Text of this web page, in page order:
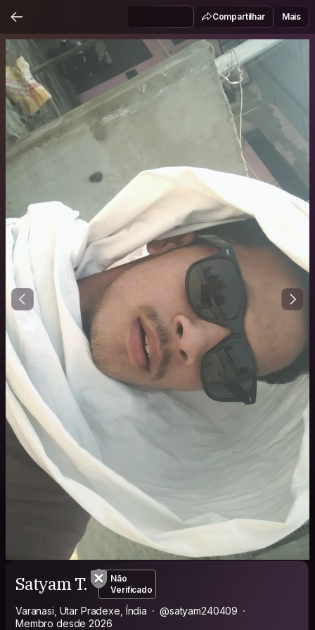
Compartilhar Mais
Satyam T.
Não
Verificado
Varanasi, Utar Pradexe, Índia
@satyam240409
Membro desde 2026